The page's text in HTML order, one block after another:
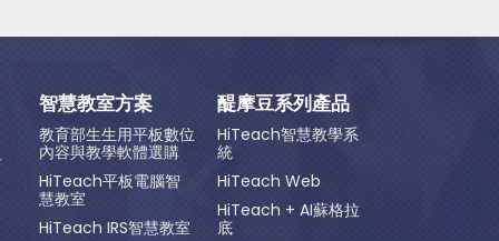
智慧教室方案
教育部生生用平板數位
內容與教學軟體選購
HiTeach平板電腦智
慧教室
HiTeach IRS智慧教室
醍摩豆系列產品
HiTeach智慧教學系
統
HiTeach Web
HiTeach + AI蘇格拉
底